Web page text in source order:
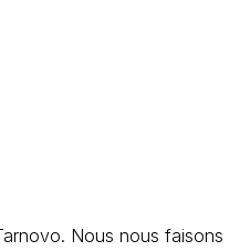
Nous nous faisons